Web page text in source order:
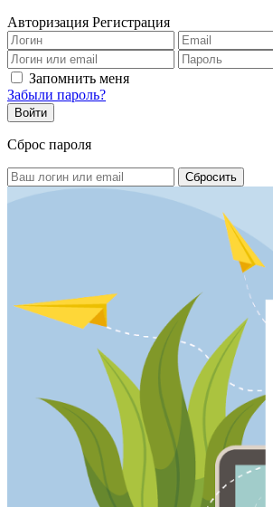
Авторизация Регистрация
Запомнить меня
Забыли пароль?
Сброс пароля